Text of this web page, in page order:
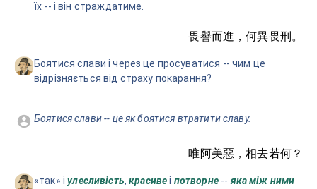
їх -- і він страждатиме.
畏譽而進，何異畏刑。
Боятися слави і через це просуватися -- чим це
відрізняється від страху покарання?
Боятися слави -- це як боятися втратити славу.
唯阿美惡，相去若何？
«так» іулесливість,красивеі потворне-- яка між ними